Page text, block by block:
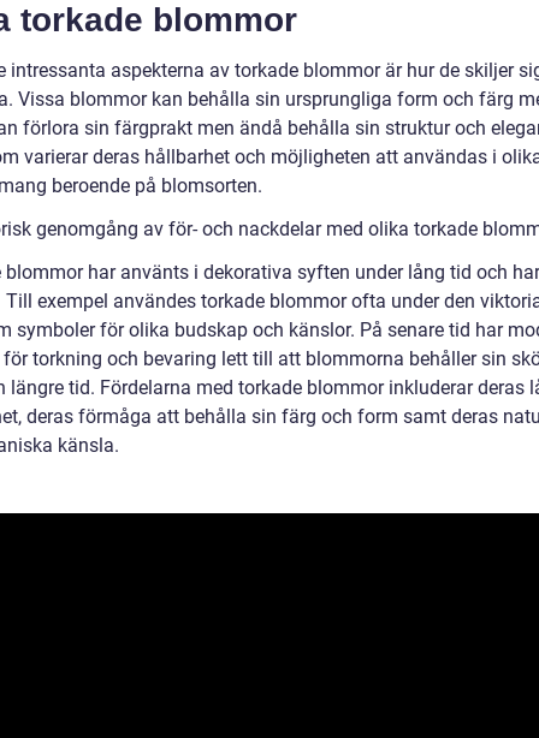
torkade blommor
intressanta aspekterna av torkade blommor är hur de skiljer
Vissa blommor kan behålla sin ursprungliga form och färg
förlora sin färgprakt men ändå behålla sin struktur och
varierar deras hållbarhet och möjligheten att användas i
beroende på blomsorten.
genomgång av för- och nackdelar med olika torkade
blommor har använts i dekorativa syften under lång tid och
Till exempel användes torkade blommor ofta under den
symboler för olika budskap och känslor. På senare tid har
för torkning och bevaring lett till att blommorna behåller sin
längre tid. Fördelarna med torkade blommor inkluderar deras
deras förmåga att behålla sin färg och form samt deras
känsla.